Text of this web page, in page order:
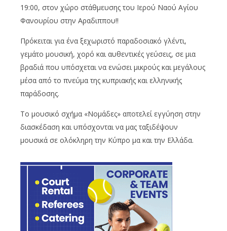
19:00, στον χώρο στάθμευσης του Ιερού Ναού Αγίου
Φανουρίου στην Αραδιππου!!
Πρόκειται για ένα ξεχωριστό παραδοσιακό γλέντι,
γεμάτο μουσική, χορό και αυθεντικές γεύσεις, σε μια
βραδιά που υπόσχεται να ενώσει μικρούς και μεγάλους
μέσα από το πνεύμα της κυπριακής και ελληνικής
παράδοσης.
Το μουσικό σχήμα «Νομάδες» αποτελεί εγγύηση στην
διασκέδαση και υπόσχονται να μας ταξιδέψουν
μουσικά σε ολόκληρη την Κύπρο μα και την Ελλάδα.